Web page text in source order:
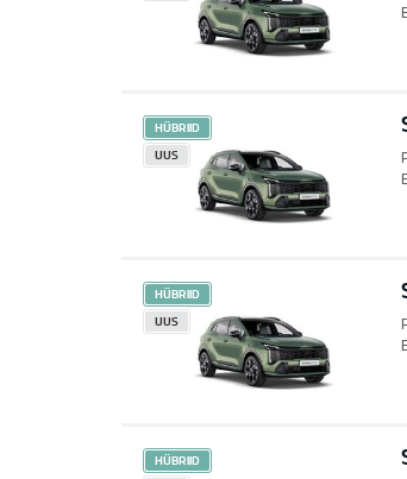
HÜBRIID
UUS
HÜBRIID
UUS
HÜBRIID